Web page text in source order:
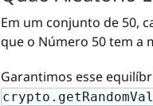
Em um conjunto de 50,
que o Número 50 tem a
Garantimos esse